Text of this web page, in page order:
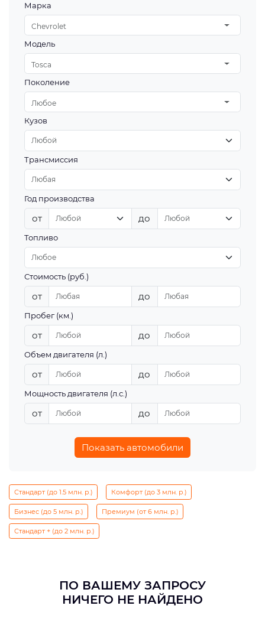
Марка
Chevrolet
Модель
Tosca
Поколение
Любое
Кузов
Трансмиссия
Год производства
от до
Топливо
Стоимость (руб.)
от до
Пробег (км.)
от до
Объем двигателя (л.)
от до
Мощность двигателя (л.с.)
от до
Показать автомобили
Стандарт (до 1.5 млн. р.) Комфорт (до 3 млн. р.)
Бизнес (до 5 млн. р.) Премиум (от 6 млн. р.)
Стандарт + (до 2 млн. р.)
ПО ВАШЕМУ ЗАПРОСУ
НИЧЕГО НЕ НАЙДЕНО